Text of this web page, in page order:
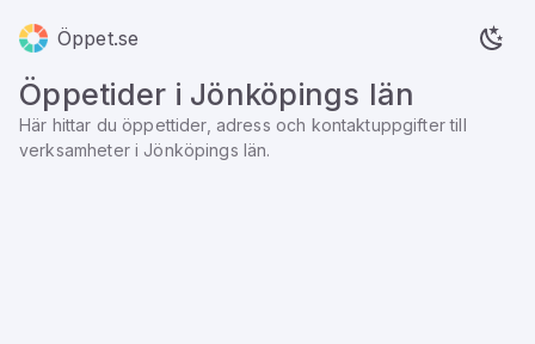
Öppet.se
Öppetider i Jönköpings län
Här hittar du öppettider, adress och kontaktuppgifter till
verksamheter i Jönköpings län.